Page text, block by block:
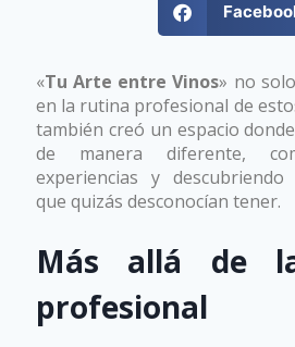
«Tu Arte entre Vinos» no
en la rutina profesional de
también creó un espacio
de manera diferente,
experiencias y
que quizás desconocían tener.
Más allá de
profesional